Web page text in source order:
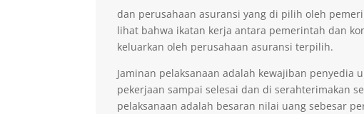
dan perusahaan asuransi yang di pilih oleh
lihat bahwa ikatan kerja antara pemerintah dan
keluarkan oleh perusahaan asuransi terpilih.
Jaminan pelaksanaan adalah kewajiban penyedia
pekerjaan sampai selesai dan di serahterimakan
pelaksanaan adalah besaran nilai uang sebesar